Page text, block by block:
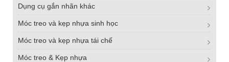
Dụng cụ gắn nhãn khác
Móc treo và kẹp nhựa sinh học
Móc treo và kẹp nhựa tái chế
Móc treo & Kẹp nhựa